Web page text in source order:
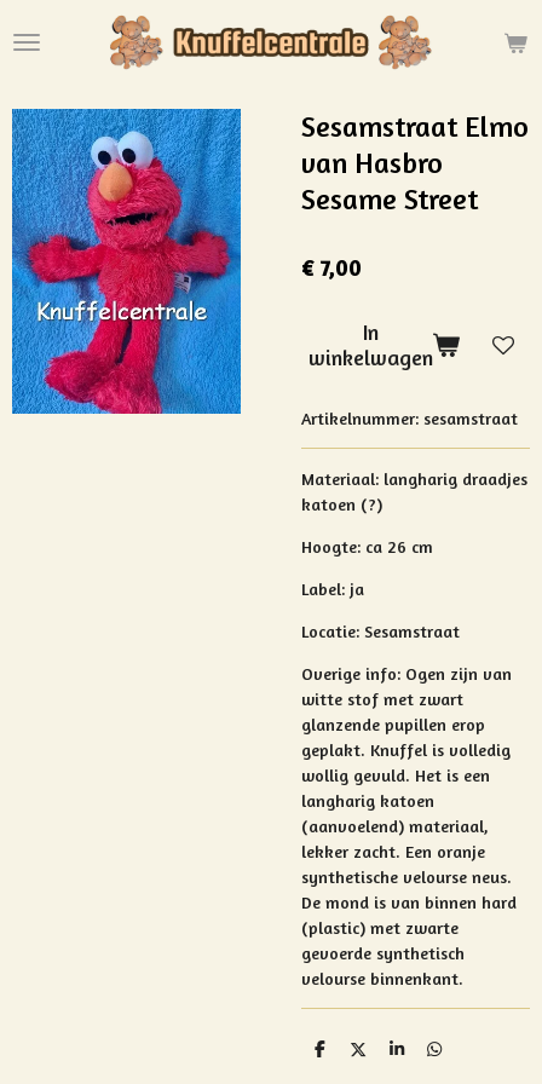
direct
hoofdinhoud
Sesamstraat Elmo
van Hasbro
Sesame Street
€ 7,00
In
winkelwagen
Artikelnummer: sesamstraat
Materiaal: langharig draadjes
katoen (?)
Hoogte: ca 26 cm
Label: ja
Locatie: Sesamstraat
Overige info: Ogen zijn van
witte stof met zwart
glanzende pupillen erop
geplakt. Knuffel is volledig
wollig gevuld. Het is een
langharig katoen
(aanvoelend) materiaal,
lekker zacht. Een oranje
synthetische velourse neus.
De mond is van binnen hard
(plastic) met zwarte
gevoerde synthetisch
velourse binnenkant.
D
D
S
D